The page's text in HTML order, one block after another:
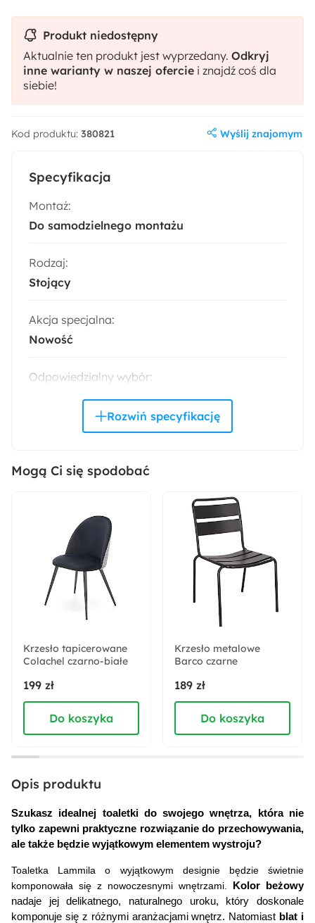
Specyfikacja
Montaż:
Do samodzielnego montażu
Rodzaj:
Stojący
Akcja specjalna:
Nowość
Odpowiedzialny wybór:
Wyprodukowano w Polsce
Zabezpieczenie obrzeży:
Wysokość:
75 cm
Szerokość:
Kolor:
Dąb
Styl:
Nowoczesny
Numer płyty:
PU1506 SO Kaszmirowy Beż
Głębokość:
Materiał nóżek:
Płyta wiórowa laminowana
Mogą Ci się spodobać
Krzesło tapicerowane
Colachel czarno-białe
199 zł
Do koszyka
Krzesło metalowe
Barco czarne
189 zł
Do koszyka
Opis produktu
Szukasz idealnej toaletki do swojego wnętrza, która nie
tylko zapewni praktyczne rozwiązanie do przechowywania,
ale także będzie wyjątkowym elementem wystroju?
Toaletka Lammila o wyjątkowym designie będzie świetnie
komponowała się z nowoczesnymi wnętrzami.
Kolor beżowy
nadaje jej delikatnego, naturalnego uroku, który doskonale
komponuje się z różnymi aranżacjami wnętrz. Natomiast blat i
Produkt niedostępny
Aktualnie ten produkt jest wyprzedany. Odkryj
inne warianty w naszej ofercie i znajdź coś dla
siebie!
Kod produktu: 380821 Wyślij znajomym